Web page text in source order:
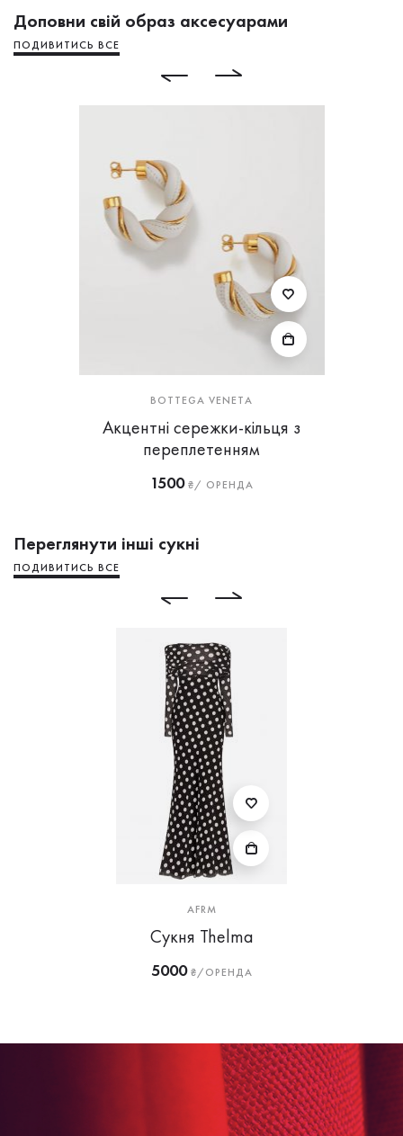
Доповни свій образ аксесуарами
ПОДИВИТИСЬ ВСЕ
BOTTEGA VENETA
Акцентні сережки-кільця з
переплетенням
1500₴/ ОРЕНДА
Переглянути інші сукні
ПОДИВИТИСЬ ВСЕ
AFRM
Сукня Thelma
5000₴/ОРЕНДА